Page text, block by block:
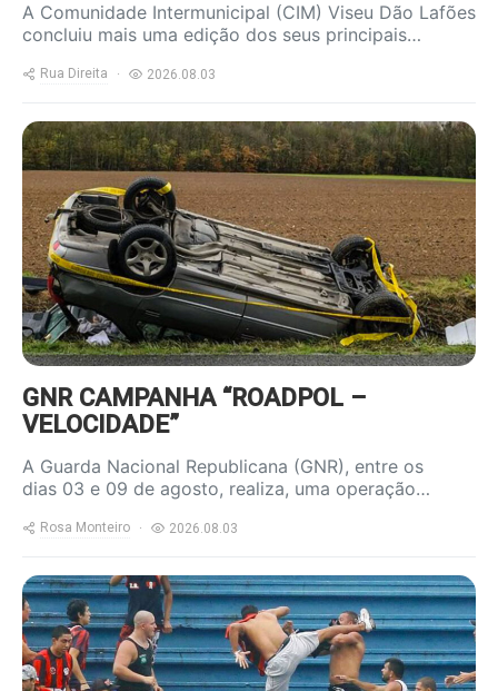
A Comunidade Intermunicipal (CIM) Viseu Dão Lafões
concluiu mais uma edição dos seus principais…
Rua Direita 2026.08.03
https://www.ruadireita.pt/wp-
content/uploads/2023/04/acidente-
800x600.jpg
GNR CAMPANHA “ROADPOL –
VELOCIDADE”
A Guarda Nacional Republicana (GNR), entre os
dias 03 e 09 de agosto, realiza, uma operação…
Rosa Monteiro 2026.08.03
https://www.ruadireita.pt/wp-
content/uploads/2022/09/foot-
violencia-800x600.jpg